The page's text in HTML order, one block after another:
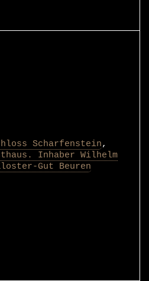
Scharfenstein,
Inhaber Wilhelm
Gut Beuren